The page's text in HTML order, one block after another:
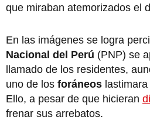
que miraban atemorizados el
En las imágenes se logra
Nacional del Perú (PNP) se
llamado de los residentes,
uno de los foráneos
Ello, a pesar de que hicieran
frenar sus arrebatos.